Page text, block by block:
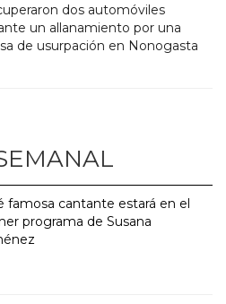
dos automóviles
un allanamiento por una
de usurpación en Nonogasta
famosa cantante estará en el
programa de Susana